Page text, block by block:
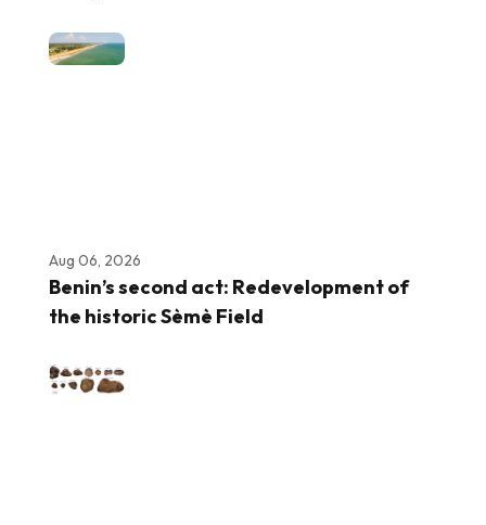
Aug 06, 2026
Benin’s second act: Redevelopment of
the historic Sèmè Field